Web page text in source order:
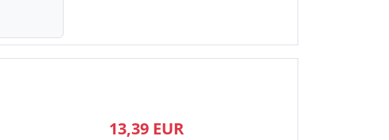
13,39 EUR